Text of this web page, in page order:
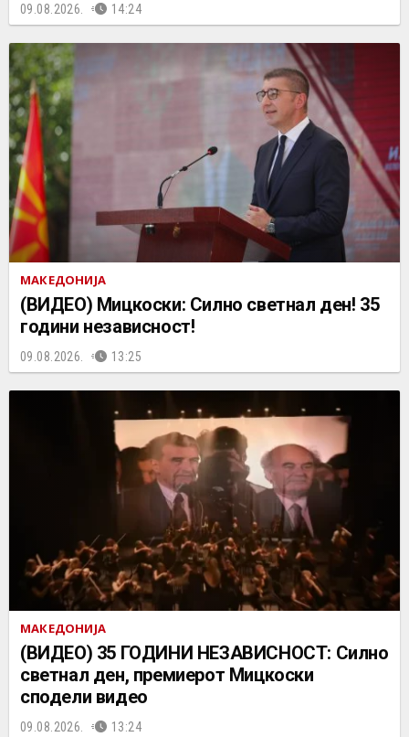
09.08.2026. 14:24
МАКЕДОНИЈА
(ВИДЕО) Мицкоски: Силно светнал ден! 35
години независност!
09.08.2026. 13:25
МАКЕДОНИЈА
(ВИДЕО) 35 ГОДИНИ НЕЗАВИСНОСТ: Силно
светнал ден, премиерот Мицкоски
сподели видео
09.08.2026. 13:24